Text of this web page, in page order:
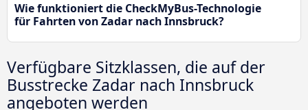
Wie funktioniert die CheckMyBus-Technologie
für Fahrten von Zadar nach Innsbruck?
Verfügbare Sitzklassen, die auf der
Busstrecke Zadar nach Innsbruck
angeboten werden